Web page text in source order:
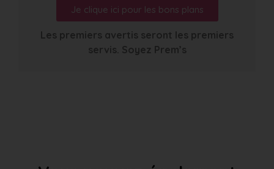
Je clique ici pour les bons plans
Les premiers avertis seront les premiers
servis. Soyez Prem’s